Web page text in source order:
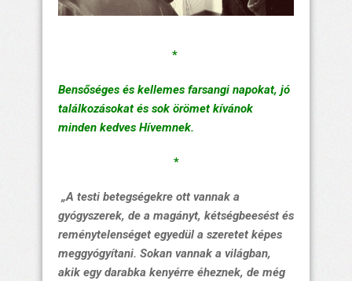
*
Bensőséges és kellemes farsangi napokat, jó
találkozásokat és sok örömet kívánok
minden kedves Hívemnek.
*
„A testi betegségekre ott vannak a
gyógyszerek, de a magányt, kétségbeesést és
reménytelenséget egyedül a szeretet képes
meggyógyítani. Sokan vannak a világban,
akik egy darabka kenyérre éheznek, de még